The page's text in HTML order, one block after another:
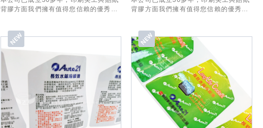
背膠方面我們擁有值得您信賴的優秀經
務，希望有幸能和貴公司合作!
背膠方面我們擁有值得您信賴的優秀經
務，希望有幸能和貴公司合作!